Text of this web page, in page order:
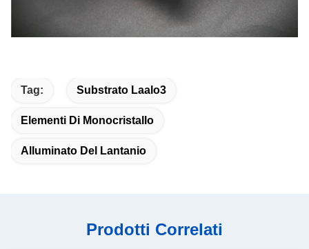
Tag: Substrato Laalo3
Elementi Di Monocristallo
Alluminato Del Lantanio
Prodotti Correlati